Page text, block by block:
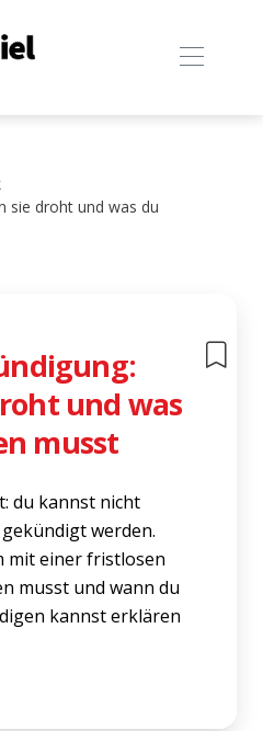
sie droht und was du
und was
musst
du kannst nicht
werden.
mit einer fristlosen
musst und wann du
kannst erklären